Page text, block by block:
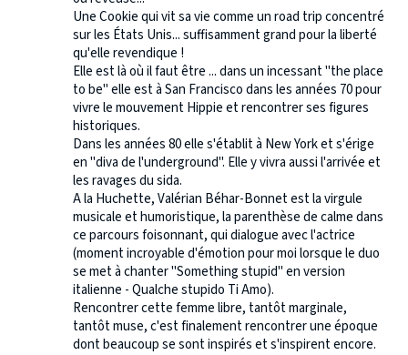
Une Cookie qui vit sa vie comme un road trip concentré
sur les États Unis... suffisamment grand pour la liberté
qu'elle revendique !
Elle est là où il faut être ... dans un incessant "the place
to be" elle est à San Francisco dans les années 70 pour
vivre le mouvement Hippie et rencontrer ses figures
historiques.
Dans les années 80 elle s'établit à New York et s'érige
en "diva de l'underground". Elle y vivra aussi l'arrivée et
les ravages du sida.
A la Huchette, Valérian Béhar-Bonnet est la virgule
musicale et humoristique, la parenthèse de calme dans
ce parcours foisonnant, qui dialogue avec l'actrice
(moment incroyable d'émotion pour moi lorsque le duo
se met à chanter "Something stupid" en version
italienne - Qualche stupido Ti Amo).
Rencontrer cette femme libre, tantôt marginale,
tantôt muse, c'est finalement rencontrer une époque
dont beaucoup se sont inspirés et s'inspirent encore.